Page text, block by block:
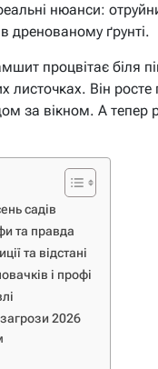
нюанси:
дренованому ґрунті.
процвітає біля
листочках. Він
за вікном. А тепер
садів
та правда
та відстані
і профі
2026